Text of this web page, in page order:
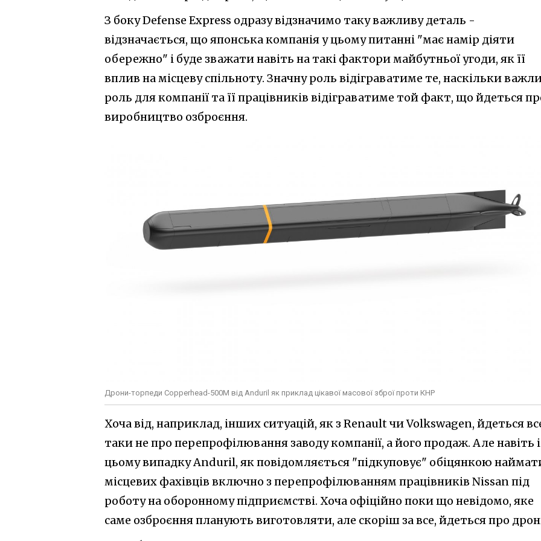
З боку Defense Express одразу відзначимо таку важливу деталь -
відзначається, що японська компанія у цьому питанні "має намір діяти
обережно" і буде зважати навіть на такі фактори майбутньої угоди, як її
вплив на місцеву спільноту. Значну роль відіграватиме те, наскільки
роль для компанії та її працівників відіграватиме той факт, що йдеться
виробництво озброєння.
Дрони-торпеди Copperhead-500M від Anduril як приклад цікавої масової зброї проти КНР
Хоча від, наприклад, інших ситуацій, як з Renault чи Volkswagen, йдеться
таки не про перепрофілювання заводу компанії, а його продаж. Але навіть
цьому випадку Anduril, як повідомляється "підкуповує" обіцянкою
місцевих фахівців включно з перепрофілюванням працівників Nissan під
роботу на оборонному підприємстві. Хоча офіційно поки що невідомо, яке
саме озброєння планують виготовляти, але скоріш за все, йдеться про